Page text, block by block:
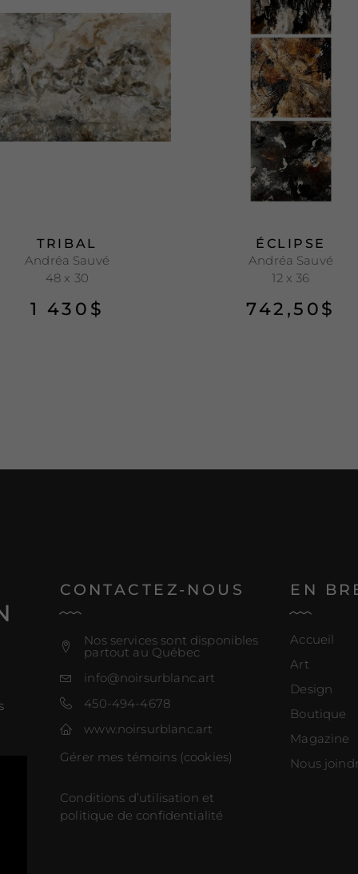
TRIBAL
Andréa Sauvé
48 x 30
1 430 $
ÉCLIPSE
Andréa Sauvé
12 x 36
742,50$
CONTACTEZ-NOUS
Nos services sont disponibles
partout au Québec
info@noirsurblanc.art
450-494-4678
www.noirsurblanc.art
Gérer mes témoins (cookies)
Conditions d’utilisation et
politique de confidentialité
EN
Accueil
Art
Design
Boutique
Magazine
Nous